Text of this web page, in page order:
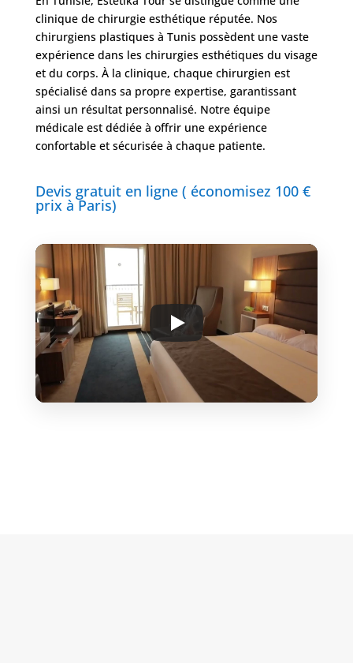
clinique de chirurgie esthétique réputée. Nos
chirurgiens plastiques à Tunis possèdent une vaste
expérience dans les chirurgies esthétiques du visage
et du corps. À la clinique, chaque chirurgien est
spécialisé dans sa propre expertise, garantissant
ainsi un résultat personnalisé. Notre équipe
médicale est dédiée à offrir une expérience
confortable et sécurisée à chaque patiente.
Devis gratuit en ligne ( économisez 100 €
prix à Paris)